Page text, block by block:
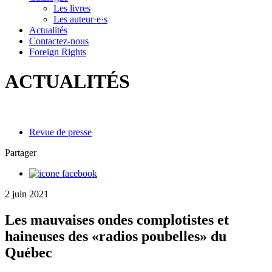
Les livres
Les auteur·e·s
Actualités
Contactez-nous
Foreign Rights
ACTUALITÉS
Revue de presse
Partager
2 juin 2021
Les mauvaises ondes complotistes et
haineuses des «radios poubelles» du
Québec